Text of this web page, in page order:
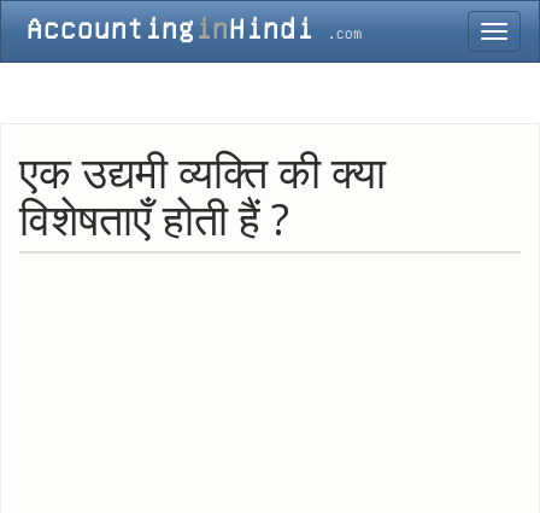
एक उद्यमी व्यक्ति की क्या
विशेषताएँ होती हैं ?